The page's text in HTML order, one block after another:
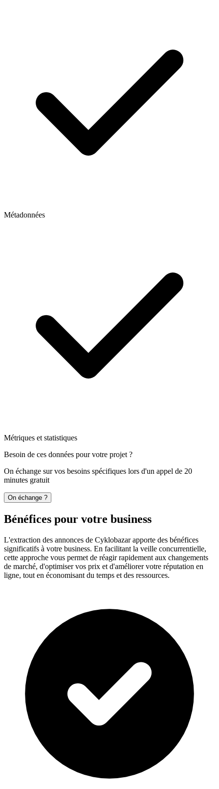
Métadonnées
Métriques et statistiques
Besoin de ces données pour votre projet ?
On échange sur vos besoins spécifiques lors d'un appel de 20
minutes gratuit
On échange ?
Bénéfices pour votre business
L'extraction des annonces de Cyklobazar apporte des bénéfices
significatifs à votre business. En facilitant la veille concurrentielle,
cette approche vous permet de réagir rapidement aux changements
de marché, d'optimiser vos prix et d'améliorer votre réputation en
ligne, tout en économisant du temps et des ressources.